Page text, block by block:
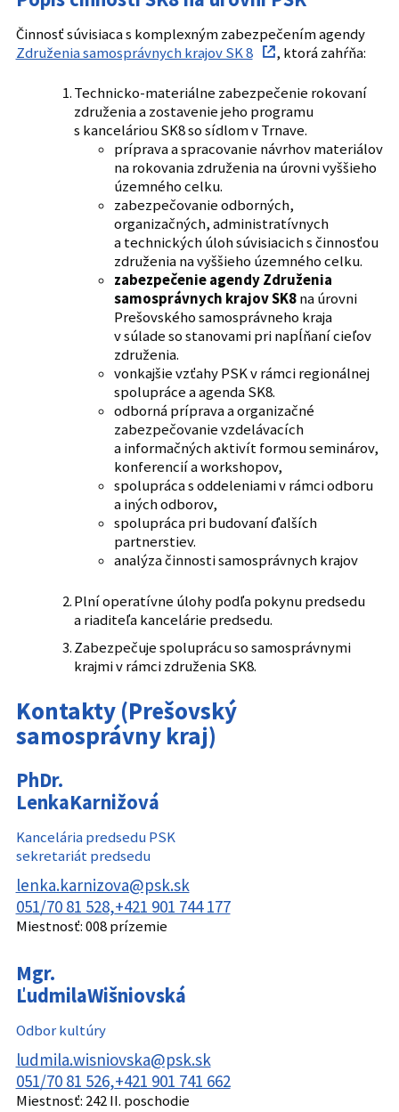
Činnosť súvisiaca s komplexným zabezpečením agendy
Združenia samosprávnych krajov SK 8
, ktorá zahŕňa:
Technicko-materiálne zabezpečenie rokovaní
združenia a zostavenie jeho programu
s kanceláriou SK8 so sídlom v Trnave.
​​​​príprava a spracovanie návrhov materiálov
na rokovania združenia na úrovni vyššieho
územného celku.
zabezpečovanie odborných,
organizačných, administratívnych
a technických úloh súvisiacich s činnosťou
združenia na vyššieho územného celku.
zabezpečenie agendy Združenia
samosprávnych krajov SK8na úrovni
Prešovského samosprávneho kraja
v súlade so stanovami pri napĺňaní cieľov
združenia.
vonkajšie vzťahy PSK v rámci regionálnej
spolupráce a agenda SK8.
odborná príprava a organizačné
zabezpečovanie vzdelávacích
a informačných aktivít formou seminárov,
konferencií a workshopov,
spolupráca s oddeleniami v rámci odboru
a iných odborov,
spolupráca pri budovaní ďalších
partnerstiev.
analýza činnosti samosprávnych krajov
Plní operatívne úlohy podľa pokynu predsedu
a riaditeľa kancelárie predsedu.
Zabezpečuje spoluprácu so samosprávnymi
krajmi v rámci združenia SK8.
Kontakty (Prešovský
samosprávny kraj)
PhDr.
LenkaKarnižová
Kancelária predsedu PSK
sekretariát predsedu
lenka.karnizova@psk.sk
051/70 81 528 +421 901 744 177
Miestnosť:008 prízemie
Mgr.
ĽudmilaWišniovská
Odbor kultúry
ludmila.wisniovska@psk.sk
051/70 81 526 +421 901 741 662
Miestnosť: 242 II. poschodie